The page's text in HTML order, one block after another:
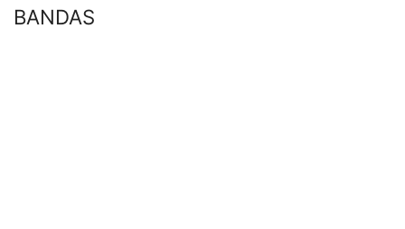
BANDAS